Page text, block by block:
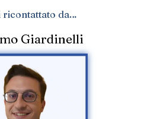
ricontattato da…
Giardinelli